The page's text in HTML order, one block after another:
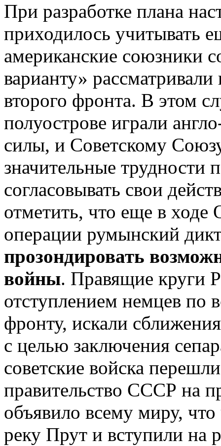
При разработке плана
приходилось учитывать
американские союзники
варианту»
второго фронта. В этом
полуострове играли
силы, и Советскому
значительные трудности
согласовывать свои
отметить, что еще в ходе
операции румынский
прозондировать
войны. Правящие круги
отступлением немцев по
фронту, искали
с целью заключения
советские войска
правительство СССР на
объявило всему миру,
реку Прут и вступили